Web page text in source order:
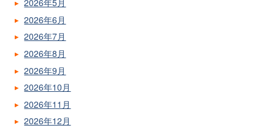
2026年5月
2026年6月
2026年7月
2026年8月
2026年9月
2026年10月
2026年11月
2026年12月